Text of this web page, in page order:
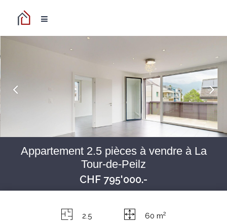
Appartement 2.5 pièces à vendre à La
Tour-de-Peilz
CHF 795'000.-
2.5 60 m2